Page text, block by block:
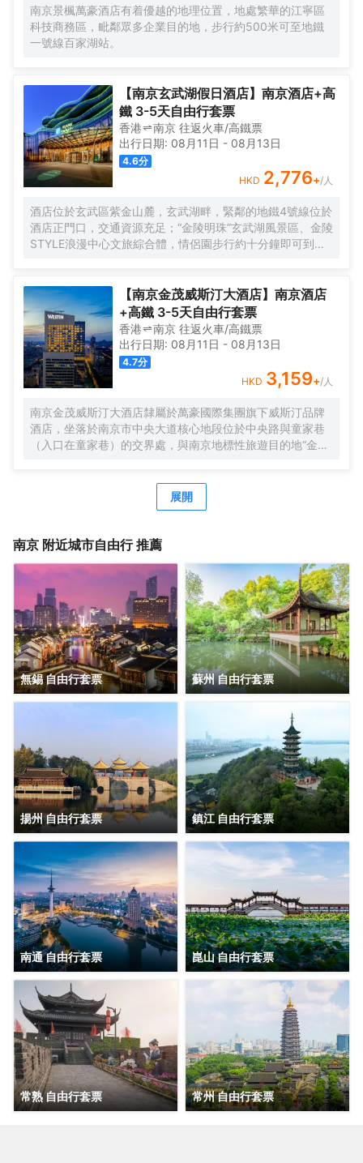
宴會及兩間380平方米多功能廳和500平方米的戶外草坪區
域，則滿足賓客各種形式的會議及宴會需求。
南京景楓萬豪酒店有着優越的地理位置，地處繁華的江寧區
科技商務區，毗鄰眾多企業目的地，步行約500米可至地鐵
一號線百家湖站。
【南京玄武湖假日酒店】南京酒店+高
鐵 3-5天自由行套票
香港 南京 往返火車/高鐵票
出行日期: 08月11日 - 08月13日
4.6分
HKD 2,776+/人
酒店位於玄武區紫金山麓，玄武湖畔，緊鄰的地鐵4號線位於
酒店正門口，交通資源充足；“金陵明珠”玄武湖風景區、金陵
STYLE浪漫中心文旅綜合體，情侶園步行約十分鐘即可到
【南京金茂威斯汀大酒店】南京酒店
+高鐵 3-5天自由行套票
香港 南京 往返火車/高鐵票
出行日期: 08月11日 - 08月13日
4.7分
HKD 3,159+/人
南京金茂威斯汀大酒店隸屬於萬豪國際集團旗下威斯汀品牌
酒店，坐落於南京市中央大道核心地段位於中央路與童家巷
（入口在童家巷）的交界處，與南京地標性旅遊目的地“金陵
展開
南京 附近城市自由行 推薦
無錫 自由行套票 蘇州 自由行套票
揚州 自由行套票 鎮江 自由行套票
南通 自由行套票 崑山 自由行套票
常熟 自由行套票 常州 自由行套票